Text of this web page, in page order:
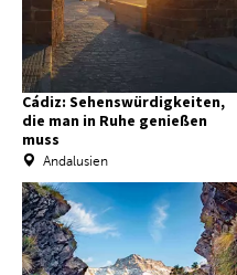
Cádiz: Sehenswürdigkeiten,
die man in Ruhe genießen
muss
Andalusien